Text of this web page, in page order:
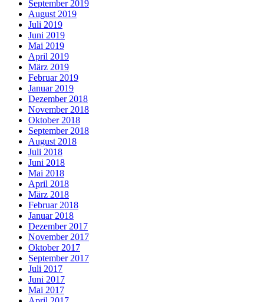
September 2019
August 2019
Juli 2019
Juni 2019
Mai 2019
April 2019
März 2019
Februar 2019
Januar 2019
Dezember 2018
November 2018
Oktober 2018
September 2018
August 2018
Juli 2018
Juni 2018
Mai 2018
April 2018
März 2018
Februar 2018
Januar 2018
Dezember 2017
November 2017
Oktober 2017
September 2017
Juli 2017
Juni 2017
Mai 2017